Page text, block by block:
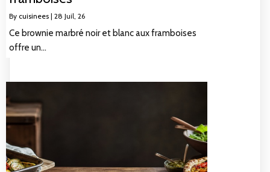
By cuisinees | 28 Juil, 26
Ce brownie marbré noir et blanc aux framboises
offre un…